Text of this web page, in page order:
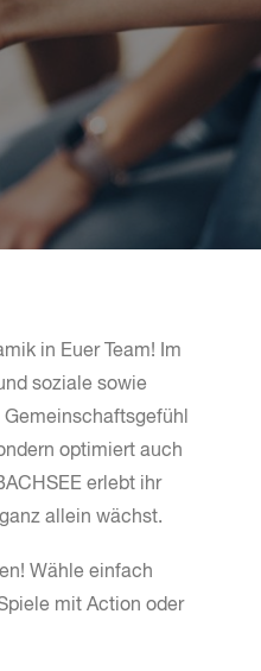
in Euer Team! Im
soziale sowie
optimiert auch
erlebt ihr
allein wächst.
Wähle einfach
mit Action oder